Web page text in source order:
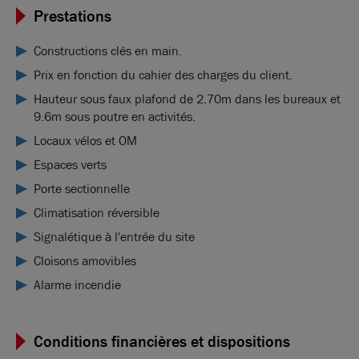
Prestations
Constructions clés en main.
Prix en fonction du cahier des charges du client.
Hauteur sous faux plafond de 2.70m dans les bureaux et
9.6m sous poutre en activités.
Locaux vélos et OM
Espaces verts
Porte sectionnelle
Climatisation réversible
Signalétique à l'entrée du site
Cloisons amovibles
Alarme incendie
Conditions financières et dispositions